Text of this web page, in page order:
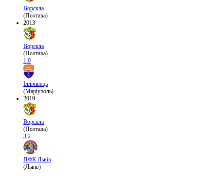
Ворскла
(Полтава)
2013
Ворскла
(Полтава)
1:0
Іллічівець
(Маріуполь)
2019
Ворскла
(Полтава)
3:2
ПФК Львів
(Львів)